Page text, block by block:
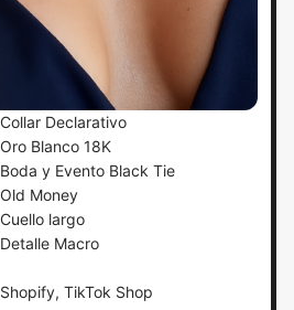
Collar Declarativo
Oro Blanco 18K
Boda y Evento Black Tie
Old Money
Cuello largo
Detalle Macro
Shopify, TikTok Shop